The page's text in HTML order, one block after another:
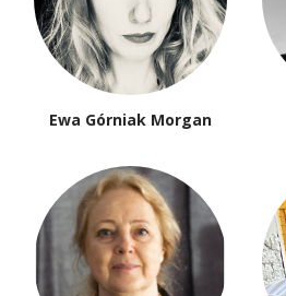
Ewa Górniak Morgan